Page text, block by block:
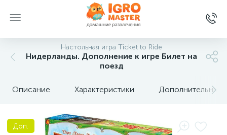
Настольная игра Ticket to Ride
Нидерланды. Дополнение к игре Билет на
поезд
Описание Характеристики Дополнительные
Доп.